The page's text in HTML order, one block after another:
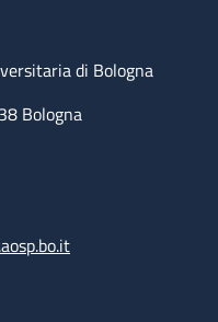
di Bologna
Bologna